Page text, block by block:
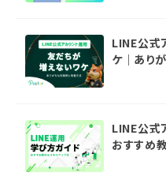
LINE公式
ケ｜あり
LINE公式
おすすめ